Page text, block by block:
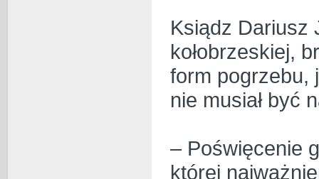
Ksiądz Dariusz
kołobrzeskiej,
form pogrzebu,
nie musiał być
– Poświęcenie
której